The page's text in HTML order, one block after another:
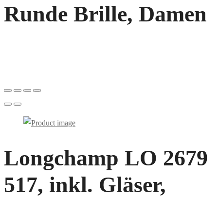
Runde Brille, Damen
Longchamp LO 2679
517, inkl. Gläser,